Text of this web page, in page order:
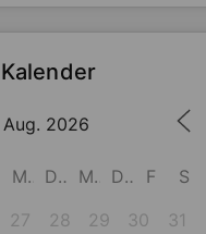
Kalender
Aug. 2026
M D M D F S
27
28 29 30 31